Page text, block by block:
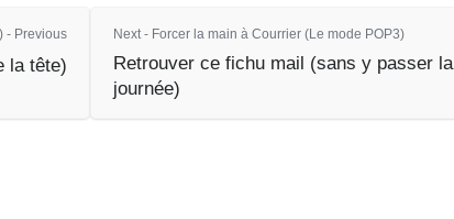
- Previous
la tête)
Next - Forcer la main à Courrier (Le mode POP3)
Retrouver ce fichu mail (sans y passer la
journée)